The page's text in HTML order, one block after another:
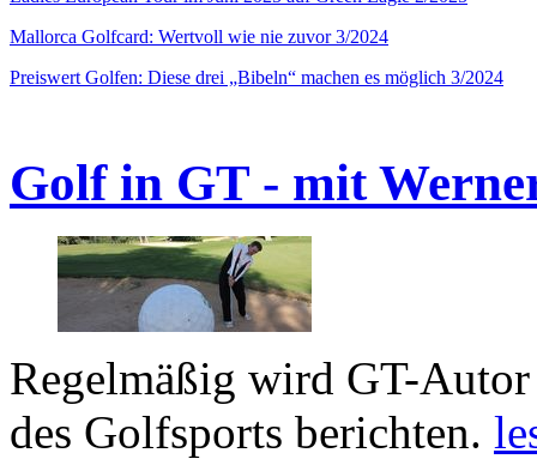
Mallorca Golfcard: Wertvoll wie nie zuvor 3/2024
Preiswert Golfen: Diese drei „Bibeln“ machen es möglich 3/2024
Golf in GT - mit
Regelmäßig wird GT-
des Golfsports berichten.